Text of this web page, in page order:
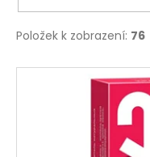
Položek k zobrazení: 76
V